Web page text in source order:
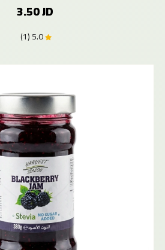
3.50 JD